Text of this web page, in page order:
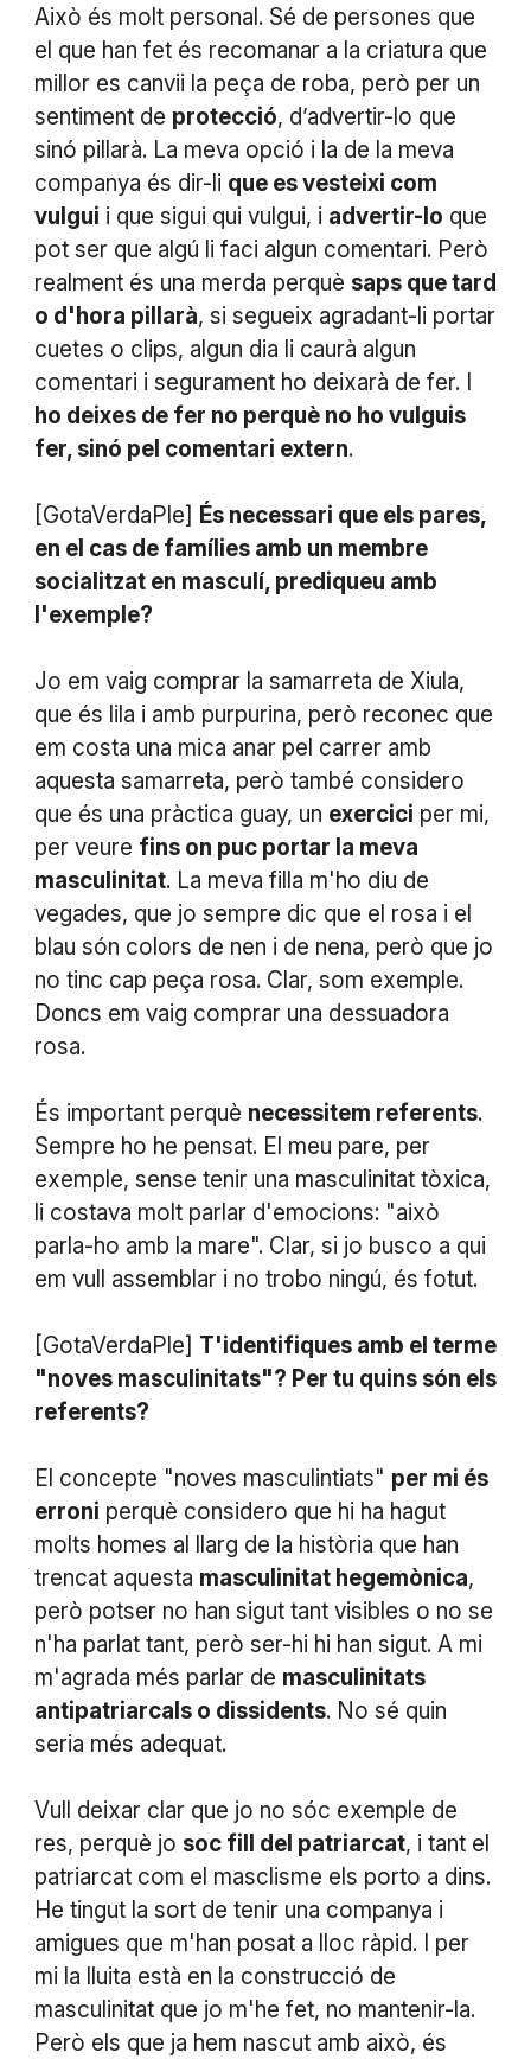
Això és molt personal. Sé de persones que
el que han fet és recomanar a la criatura que
millor es canvii la peça de roba, però per un
sentiment de protecció, d’advertir-lo que
sinó pillarà. La meva opció i la de la meva
companya és dir-li que es vesteixi com
vulgui i que sigui qui vulgui, i advertir-lo que
pot ser que algú li faci algun comentari. Però
realment és una merda perquè saps que tard
o d'hora pillarà, si segueix agradant-li portar
cuetes o clips, algun dia li caurà algun
comentari i segurament ho deixarà de fer. I
ho deixes de fer no perquè no ho vulguis
fer, sinó pel comentari extern.
[GotaVerdaPle] És necessari que els pares,
en el cas de famílies amb un membre
socialitzat en masculí, prediqueu amb
l'exemple?
Jo em vaig comprar la samarreta de Xiula,
que és lila i amb purpurina, però reconec que
em costa una mica anar pel carrer amb
aquesta samarreta, però també considero
que és una pràctica guay, un exercici per mi,
per veure fins on puc portar la meva
masculinitat. La meva filla m'ho diu de
vegades, que jo sempre dic que el rosa i el
blau són colors de nen i de nena, però que jo
no tinc cap peça rosa. Clar, som exemple.
Doncs em vaig comprar una dessuadora
rosa.
És important perquè necessitem referents.
Sempre ho he pensat. El meu pare, per
exemple, sense tenir una masculinitat tòxica,
li costava molt parlar d'emocions: "això
parla-ho amb la mare". Clar, si jo busco a qui
em vull assemblar i no trobo ningú, és fotut.
[GotaVerdaPle] T'identifiques amb el terme
"noves masculinitats"? Per tu quins són els
referents?
El concepte "noves masculintiats" per mi és
erroni perquè considero que hi ha hagut
molts homes al llarg de la història que han
trencat aquesta masculinitat hegemònica,
però potser no han sigut tant visibles o no se
n'ha parlat tant, però ser-hi hi han sigut. A mi
m'agrada més parlar de masculinitats
antipatriarcals o dissidents. No sé quin
seria més adequat.
Vull deixar clar que jo no sóc exemple de
res, perquè jo soc fill del patriarcat, i tant el
patriarcat com el masclisme els porto a dins.
He tingut la sort de tenir una companya i
amigues que m'han posat a lloc ràpid. I per
mi la lluita està en la construcció de
masculinitat que jo m'he fet, no mantenir-la.
Però els que ja hem nascut amb això, és